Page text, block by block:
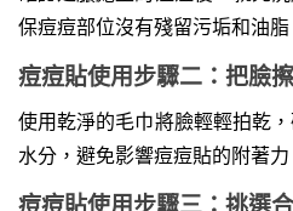
保痘痘部位沒有殘留污垢和油脂
痘痘貼使用步驟二：把臉
使用乾淨的毛巾將臉輕輕拍乾
水分，避免影響痘痘貼的附著力